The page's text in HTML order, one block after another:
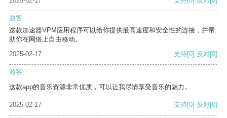
游客
这款加速器VPM应用程序可以给你提供最高速度和安全性的连接，并帮
助你在网络上自由移动。
2025-02-17
支持[0] 反对[0]
游客
这款app的音乐资源非常优质，可以让我尽情享受音乐的魅力。
2025-02-17 支持[0] 反对[0]